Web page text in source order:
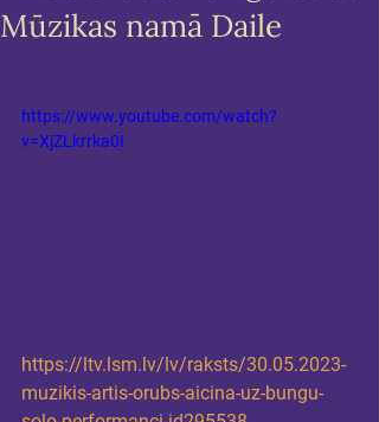
Mūzikas namā Daile
https://www.youtube.com/watch?
v=XjZLkrrka0I
https://ltv.lsm.lv/lv/raksts/30.05.2023-
muzikis-artis-orubs-aicina-uz-bungu-